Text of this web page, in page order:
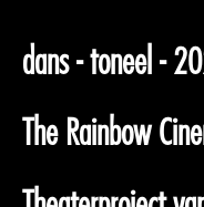
dans - toneel -
The Rainbow